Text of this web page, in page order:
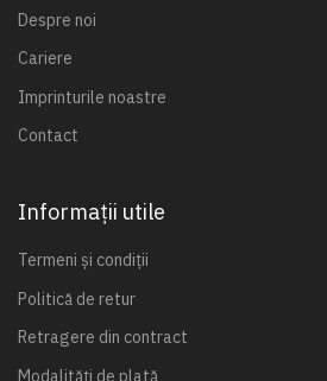
Despre noi
Cariere
Imprinturile noastre
Contact
Informații utile
Termeni și condiții
Politică de retur
Retragere din contract
Modalități de plată